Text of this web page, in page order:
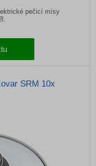
pečicí mísy
SRM 10x